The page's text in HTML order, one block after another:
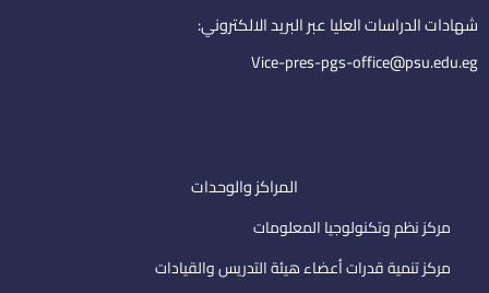
i
l
شهادات الدراسات العليا عبر البريد الالكتروني:
Vice-pres-pgs-office@psu.edu.eg
المراكز والوحدات
مركز نظم وتكنولوجيا المعلومات
مركز تنمية قدرات أعضاء هيئة التدريس والقيادات